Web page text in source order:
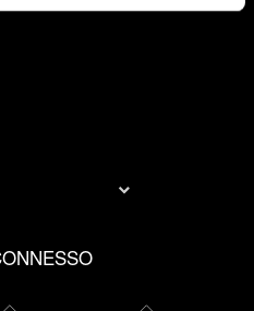
i cookie e su come